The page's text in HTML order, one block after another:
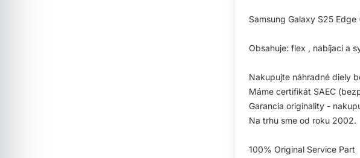
Samsung Galaxy S25 Edge
Obsahuje: flex , nabíjací a
Nakupujte náhradné diely
Máme certifikát SAEC
Garancia originality -
Na trhu sme od roku 2002.
100% Original Service Part